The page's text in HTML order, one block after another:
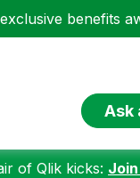
benefits
Ask
of Qlik kicks: